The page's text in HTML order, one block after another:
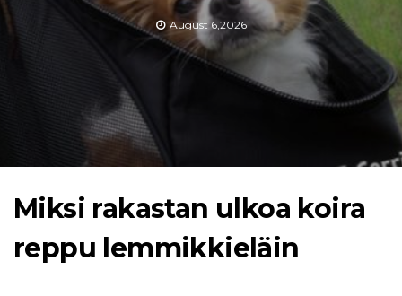
August 6,2026
Miksi rakastan ulkoa koira
reppu lemmikkieläin